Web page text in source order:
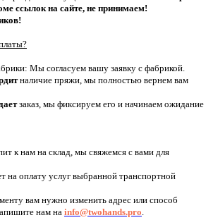
ссылок на сайте, не принимаем!
Мы согласуем вашу заявку с фабрикой.
наличие пряжи, мы полностью вернем вам
заказ, мы фиксируем его и начинаем ожидание
к нам на склад, мы свяжемся с вами для
на оплату услуг выбранной транспортной
вам нужно изменить адрес или способ
нам на info@twohands.pro.